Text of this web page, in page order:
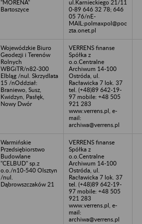
"MORENA"
Bartoszyce
ul.Karnieckiego 21/11
0-89 646 32 78; 646
05 76/nE-
MAIL:polmaxpol@poc
zta.onet.pl
Wojewódzkie Biuro
Geodezji i Terenów
Rolnych
WBGiTR/n82-300
Elbląg /nul. Skrzydlata
15 /nOddział:
Braniewo, Susz,
Kwidzyn, Pasłęk,
Nowy Dwór
VERRENS finanse
Spółka z
o.o.Centralne
Archiwum 14-100
Ostróda, ul.
Racławicka 7 lok. 37
tel. (+48)89 642-19-
97 mobile: +48 505
921 283
www.verrens.pl, e-
mail:
archiwa@verrens.pl
Warmińskie
Przedsiębiorstwo
Budowlane
"CELBUD" sp.z
o.o./n10-540 Olsztyn
/nul.
Dąbrowszczaków 21
VERRENS finanse
Spółka z
o.o.Centralne
Archiwum 14-100
Ostróda, ul.
Racławicka 7 lok. 37
tel. (+48)89 642-19-
97 mobile: +48 505
921 283
www.verrens.pl, e-
mail:
archiwa@verrens.pl